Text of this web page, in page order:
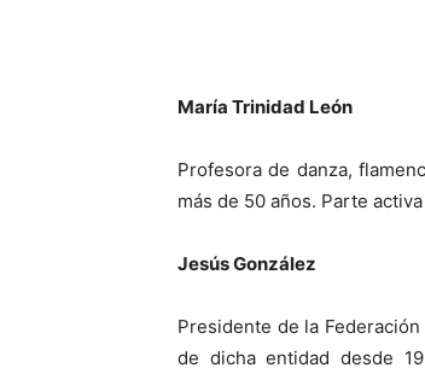
María Trinidad León
Profesora de danza,
más de 50 años. Parte
Jesús González
Presidente de la
de dicha entidad desde